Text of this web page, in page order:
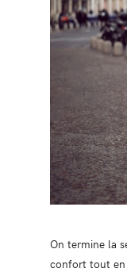
On termine la
confort tout en